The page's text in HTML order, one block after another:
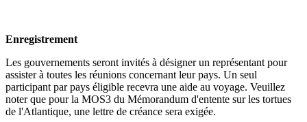
Enregistrement
Les gouvernements seront invités à désigner un représentant pour
assister à toutes les réunions concernant leur pays. Un seul
participant par pays éligible recevra une aide au voyage. Veuillez
noter que pour la MOS3 du Mémorandum d'entente sur les tortues
de l'Atlantique, une lettre de créance sera exigée.